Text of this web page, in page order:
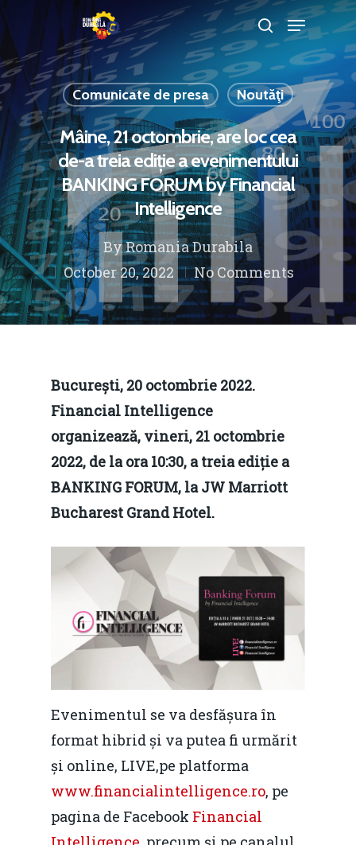
Hit enter to search or ESC to close
Comunicate de presa Noutăţi
Mâine, 21 octombrie, are loc cea
de-a treia ediție a evenimentului
BANKING FORUM by Financial
Intelligence
ByRomania Durabila
October 20, 2022
No Comments
București, 20 octombrie 2022.
Financial Intelligence
organizează, vineri, 21 octombrie
2022, de la ora 10:30, a treia ediție a
BANKING FORUM, la JW Marriott
Bucharest Grand Hotel.
Evenimentul se va desfășura în
format hibrid și va putea fi urmărit
și online, LIVE,pe platforma
www.financialintelligence.ro, pe
pagina de Facebook Financial